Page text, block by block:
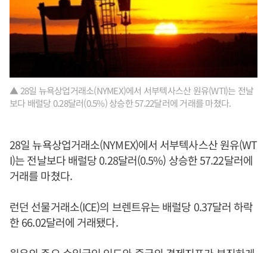
▲ 28일 뉴욕상업거래소(NYMEX)에서 서부텍사스산 원유(WTI)는 전날
보다 배럴당 0.28달러(0.5%) 상승한 57.22달러에 거래를 마쳤다.
28일 뉴욕상업거래소(NYMEX)에서 서부텍사스산 원유(WT
I)는 전날보다 배럴당 0.28달러(0.5%) 상승한 57.22달러에
거래를 마쳤다.
런던 선물거래소(ICE)의 브렌트유는 배럴당 0.37달러 하락
한 66.02달러에 거래됐다.